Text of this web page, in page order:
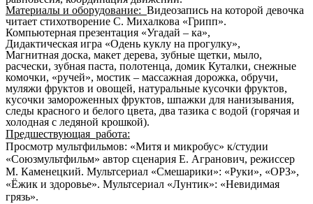
Материалы и оборудование: Видеозапись на которой девочка
читает стихотворение С. Михалкова «Грипп».
Компьютерная презентация «Угадай – ка»,
Дидактическая игра «Одень куклу на прогулку»,
Магнитная доска, макет дерева, зубные щетки, мыло,
расчески, зубная паста, полотенца, домик Куталки, снежные
комочки, «ручей», мостик – массажная дорожка, обручи,
муляжи фруктов и овощей, натуральные кусочки фруктов,
кусочки замороженных фруктов, шпажки для нанизывания,
следы красного и белого цвета, два тазика с водой (горячая и
холодная с ледяной крошкой).
Предшествующая работа:
Просмотр мультфильмов: «Митя и микробус» к/студии
«Союзмультфильм» автор сценария Е. Агранович, режиссер
М. Каменецкий. Мультсериал «Смешарики»: «Руки», «ОРЗ»,
«Ёжик и здоровье». Мультсериал «Лунтик»: «Невидимая
грязь».